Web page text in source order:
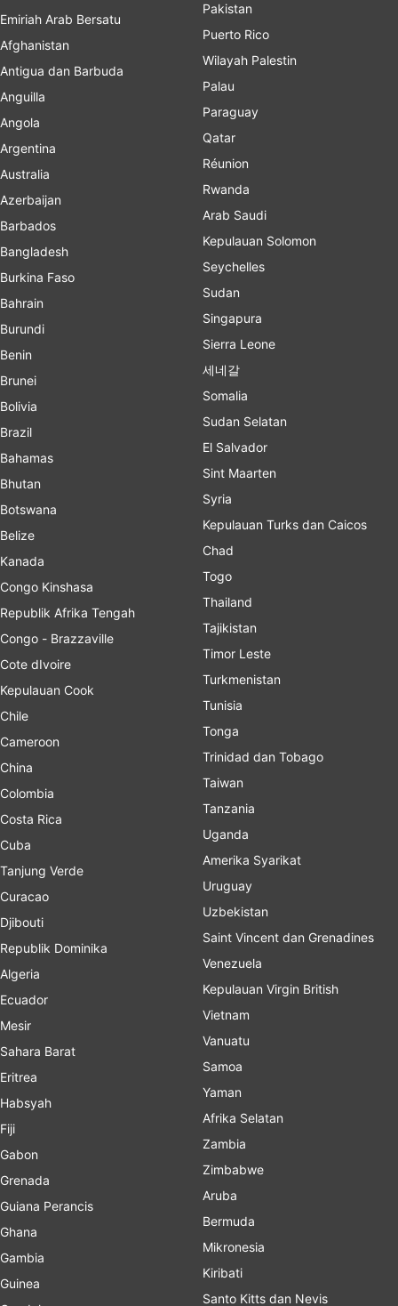
Emiriah Arab Bersatu
Afghanistan
Antigua dan Barbuda
Anguilla
Angola
Argentina
Australia
Azerbaijan
Barbados
Bangladesh
Burkina Faso
Bahrain
Burundi
Benin
Brunei
Bolivia
Brazil
Bahamas
Bhutan
Botswana
Belize
Kanada
Congo Kinshasa
Republik Afrika Tengah
Congo - Brazzaville
Cote dIvoire
Kepulauan Cook
Chile
Cameroon
China
Colombia
Costa Rica
Cuba
Tanjung Verde
Curacao
Djibouti
Republik Dominika
Algeria
Ecuador
Mesir
Sahara Barat
Eritrea
Habsyah
Fiji
Gabon
Grenada
Guiana Perancis
Ghana
Gambia
Guinea
Pakistan
Puerto Rico
Wilayah Palestin
Palau
Paraguay
Qatar
Réunion
Rwanda
Arab Saudi
Kepulauan Solomon
Seychelles
Sudan
Singapura
Sierra Leone
세네갈
Somalia
Sudan Selatan
El Salvador
Sint Maarten
Syria
Kepulauan Turks dan Caicos
Chad
Togo
Thailand
Tajikistan
Timor Leste
Turkmenistan
Tunisia
Tonga
Trinidad dan Tobago
Taiwan
Tanzania
Uganda
Amerika Syarikat
Uruguay
Uzbekistan
Saint Vincent dan Grenadines
Venezuela
Kepulauan Virgin British
Vietnam
Vanuatu
Samoa
Yaman
Afrika Selatan
Zambia
Zimbabwe
Aruba
Bermuda
Mikronesia
Kiribati
Santo Kitts dan Nevis